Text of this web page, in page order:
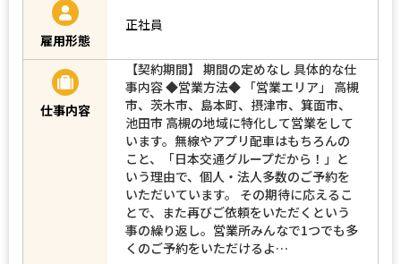
雇用形態
正社員
仕事内容
【契約期間】 期間の定めなし 具体的な仕
事内容 ◆営業方法◆ 「営業エリア」 高槻
市、茨木市、島本町、摂津市、箕面市、
池田市 高槻の地域に特化して営業をして
います。無線やアプリ配車はもちろんの
こと、「日本交通グループだから！」と
いう理由で、個人・法人多数のご予約を
いただいています。 その期待に応えるこ
とで、また再びご依頼をいただくという
事の繰り返し。営業所みんなで1つでも多
くのご予約をいただけるよ…